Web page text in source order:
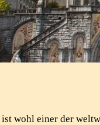
wohl einer der